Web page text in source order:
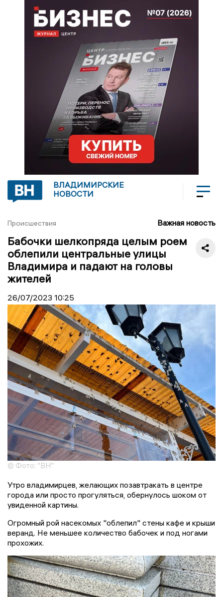
ВЛАДИМИРСКИЕ
НОВОСТИ
Происшествия Важная новость
Бабочки шелкопряда целым роем
облепили центральные улицы
Владимира и падают на головы
жителей
26/07/2023 10:25
© Фото: "ВН"
Утро владимирцев, желающих позавтракать в центре
города или просто прогуляться, обернулось шоком от
увиденной картины.
Огромный рой насекомых "облепил" стены кафе и крыши
веранд. Не меньшее количество бабочек и под ногами
прохожих.